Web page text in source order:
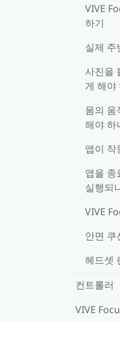
VIVE
하기
실제 주
사진을
게 해야
몸의 움
해야 하
앱이 작
앱을 종
실행되
VIVE
안면 쿠
헤드셋
컨트롤러
VIVE